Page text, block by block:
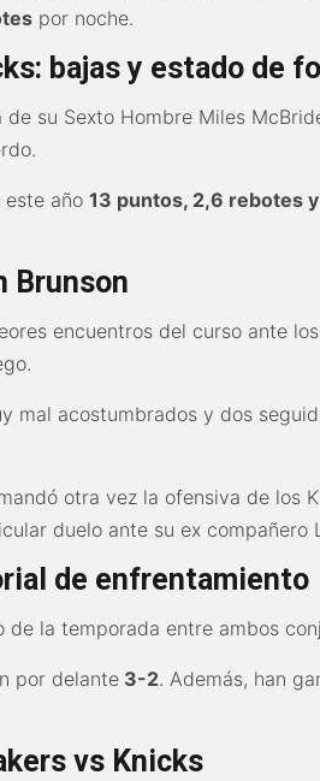
por noche.
bajas y estado de
su Sexto Hombre Miles
este año13 puntos, 2,6 rebotes
Brunson
encuentros del curso ante
mal acostumbrados y dos
otra vez la ofensiva de los
duelo ante su ex compañero
de enfrentamiento
la temporada entre ambos
por delante 3-2. Además, han
vs Knicks